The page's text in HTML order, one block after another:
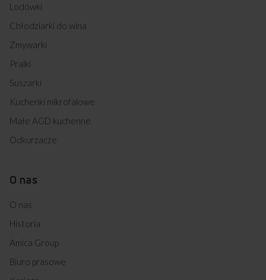
Lodówki
Chłodziarki do wina
Zmywarki
Pralki
Suszarki
Kuchenki mikrofalowe
Małe AGD kuchenne
Odkurzacze
O nas
O nas
Historia
Amica Group
Biuro prasowe